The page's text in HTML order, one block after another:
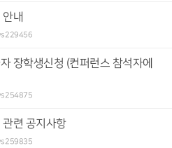
내
229456
장학생신청 (컨퍼런스 참석자에
254875
련 공지사항
259835